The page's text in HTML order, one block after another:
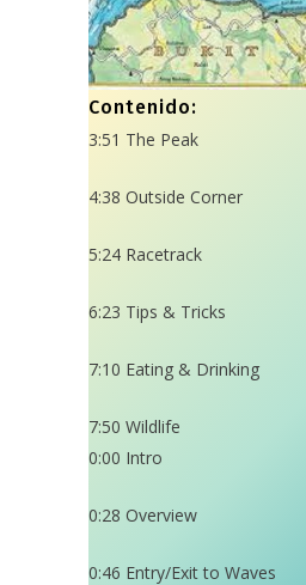
Contenido:
3:51 ​ The Peak
4:38 ​ Outside Corner
5:24 ​ Racetrack
6:23 ​ Tips & Tricks
7:10 ​ Eating & Drinking
7:50 ​ Wildlife
0:00 ​ Intro
0:28 ​ Overview
0:46 ​ Entry/Exit to Waves